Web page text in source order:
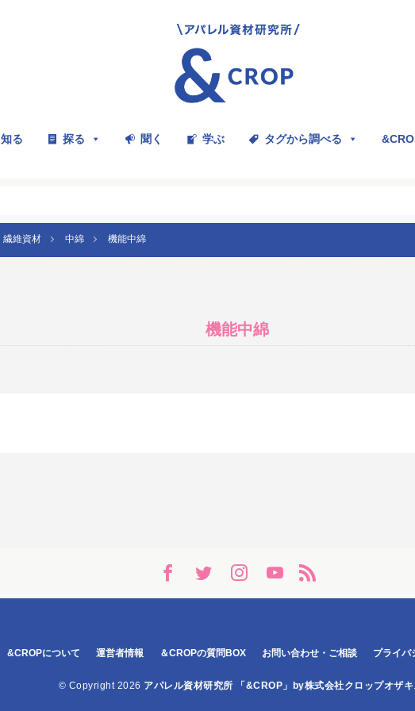
知る 探る 聞く 学ぶ タグから調べる
繊維資材 中綿 機能中綿
機能中綿
&CROPについて 運営者情報 ＆CROPの質問BOX お問い合わせ・ご相談 プライバ
© Copyright 2026 アパレル資材研究所 「&CROP」by株式会社クロップオザキ.